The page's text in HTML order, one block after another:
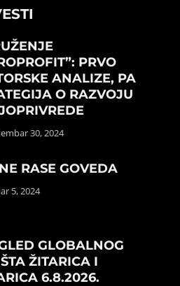
PRVO
ANALIZE, PA
O RAZVOJU
30, 2024
RASE GOVEDA
5, 2024
GLOBALNOG
ŽITARICA I
6.8.2026.